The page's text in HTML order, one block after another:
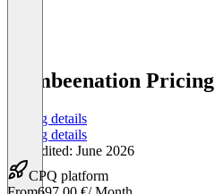
Combeenation Pricing
Pricing details
Pricing details
Last edited: June 2026
CPQ platform